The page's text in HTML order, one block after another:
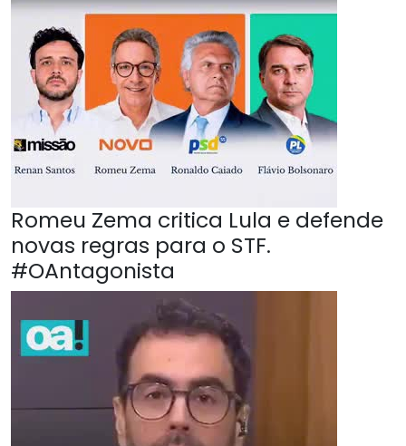
Romeu Zema critica Lula e defende
novas regras para o STF.
#OAntagonista